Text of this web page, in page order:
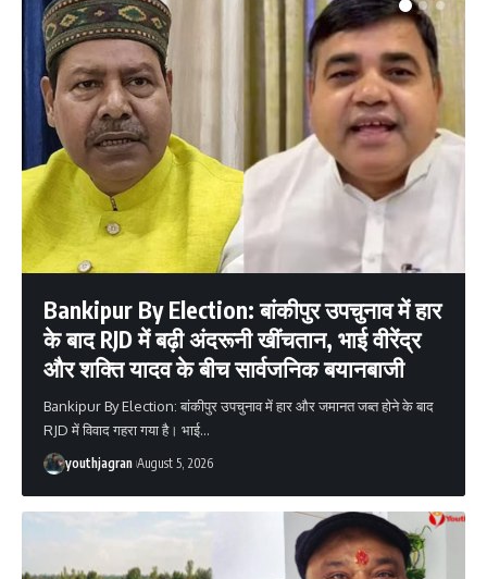
Bankipur By Election: बांकीपुर उपचुनाव में हार
के बाद RJD में बढ़ी अंदरूनी खींचतान, भाई वीरेंद्र
और शक्ति यादव के बीच सार्वजनिक बयानबाजी
Bankipur By Election: बांकीपुर उपचुनाव में हार और जमानत जब्त होने के बाद
RJD में विवाद गहरा गया है। भाई…
youthjagran August 5, 2026